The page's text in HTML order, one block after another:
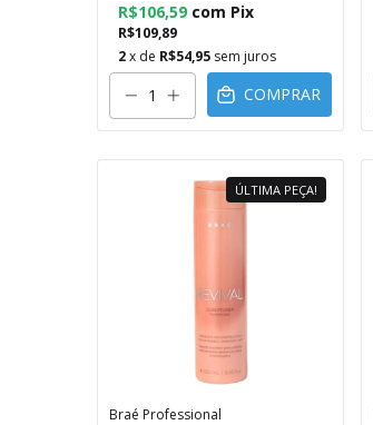
R$109,89
R$106,59 com Pix
2x de R$54,95 sem juros
COMPRAR
ÚLTIMA PEÇA!
Braé Professional